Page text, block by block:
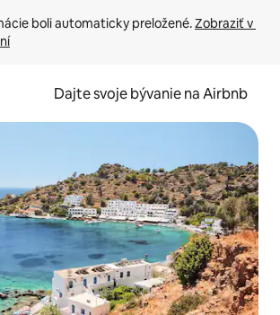
boli automaticky preložené. Zobraziť v
Dajte svoje bývanie na Airbnb